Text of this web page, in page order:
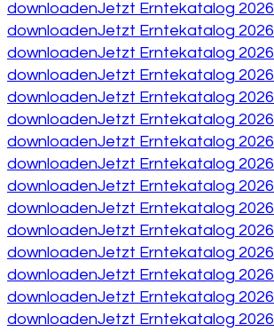
downloadenJetzt Erntekatalog 2026
downloadenJetzt Erntekatalog 2026
downloadenJetzt Erntekatalog 2026
downloadenJetzt Erntekatalog 2026
downloadenJetzt Erntekatalog 2026
downloadenJetzt Erntekatalog 2026
downloadenJetzt Erntekatalog 2026
downloadenJetzt Erntekatalog 2026
downloadenJetzt Erntekatalog 2026
downloadenJetzt Erntekatalog 2026
downloadenJetzt Erntekatalog 2026
downloadenJetzt Erntekatalog 2026
downloadenJetzt Erntekatalog 2026
downloadenJetzt Erntekatalog 2026
downloadenJetzt Erntekatalog 2026